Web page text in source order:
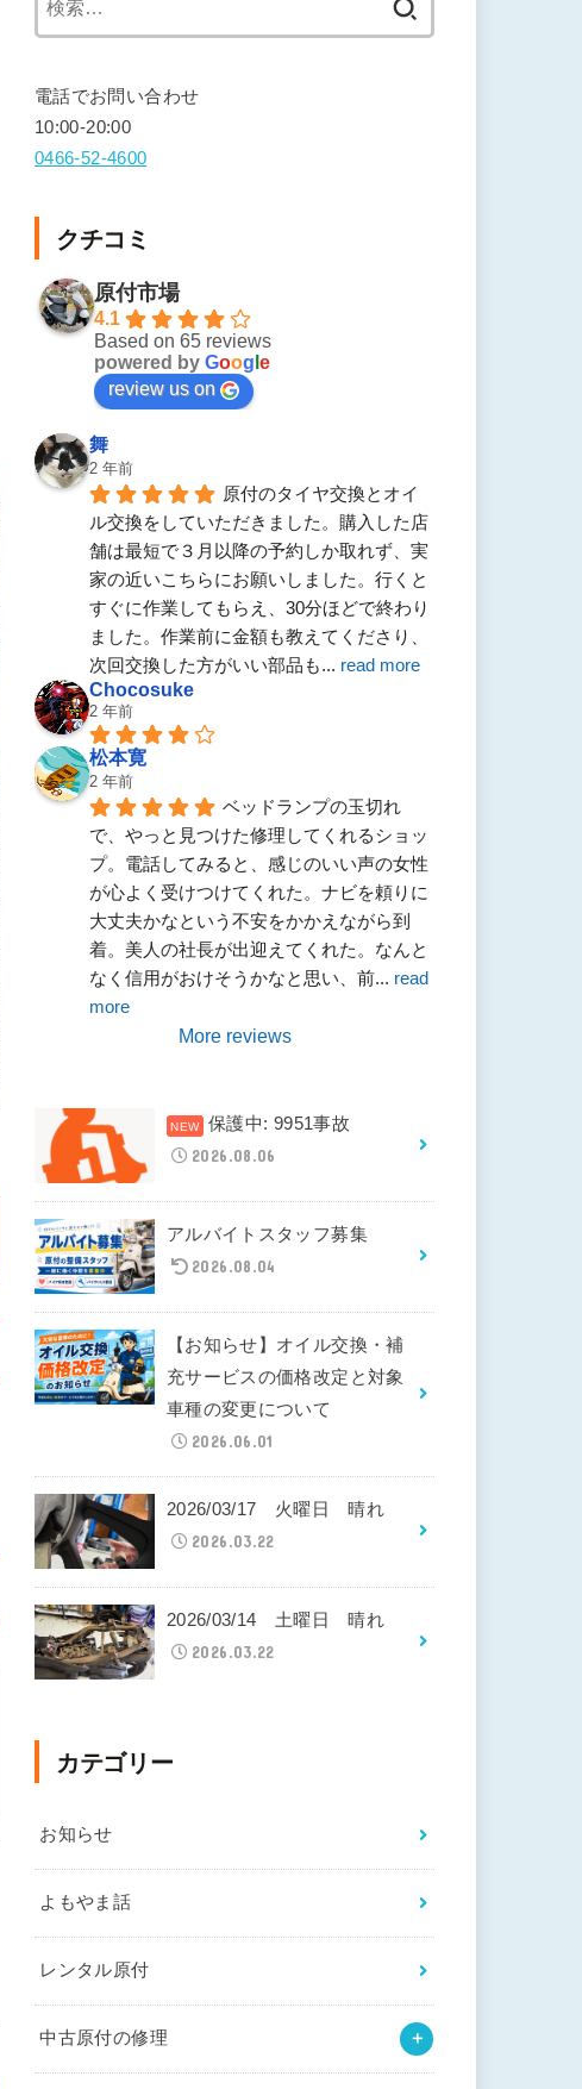
電話でお問い合わせ
10:00-20:00
0466-52-4600
クチコミ
原付市場
4.1
Based on 65 reviews
powered by Goog e
review us on
舞
2 年前
原付のタイヤ交換とオイ
ル交換をしていただきました。購入した店
舗は最短で３月以降の予約しか取れず、実
家の近いこちらにお願いしました。行くと
すぐに作業してもらえ、30分ほどで終わり
ました。作業前に金額も教えてくださり、
次回交換した方がいい部品も... read more
Chocosuke
2 年前
松本寛
2 年前
ベッドランプの玉切れ
で、やっと見つけた修理してくれるショッ
プ。電話してみると、感じのいい声の女性
が心よく受けつけてくれた。ナビを頼りに
大丈夫かなという不安をかかえながら到
着。美人の社長が出迎えてくれた。なんと
なく信用がおけそうかなと思い、前... read
more
More reviews
保護中: 9951事故
2026.08.06
アルバイトスタッフ募集
2026.08.04
【お知らせ】オイル交換・補
充サービスの価格改定と対象
車種の変更について
2026.06.01
2026/03/17 火曜日 晴れ
2026.03.22
2026/03/14 土曜日 晴れ
2026.03.22
カテゴリー
お知らせ
よもやま話
レンタル原付
中古原付の修理